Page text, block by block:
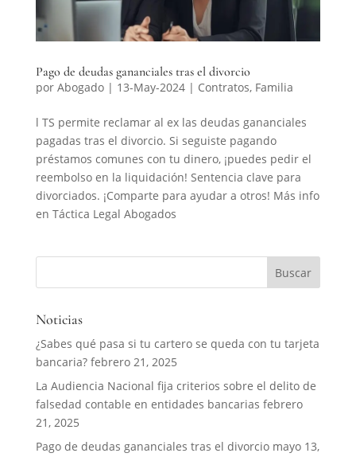
Pago de deudas gananciales tras el divorcio
por Abogado| 13-May-2024| Contratos, Familia
l TS permite reclamar al ex las deudas gananciales
pagadas tras el divorcio. Si seguiste pagando
préstamos comunes con tu dinero, ¡puedes pedir el
reembolso en la liquidación! Sentencia clave para
divorciados. ¡Comparte para ayudar a otros! Más info
en Táctica Legal Abogados
Noticias
¿Sabes qué pasa si tu cartero se queda con tu tarjeta
bancaria? febrero 21, 2025
La Audiencia Nacional fija criterios sobre el delito de
falsedad contable en entidades bancarias febrero
21, 2025
Pago de deudas gananciales tras el divorcio mayo 13,